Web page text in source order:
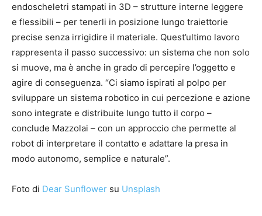
endoscheletri stampati in 3D – strutture interne leggere
e flessibili – per tenerli in posizione lungo traiettorie
precise senza irrigidire il materiale. Quest’ultimo lavoro
rappresenta il passo successivo: un sistema che non solo
si muove, ma è anche in grado di percepire l’oggetto e
agire di conseguenza. “Ci siamo ispirati al polpo per
sviluppare un sistema robotico in cui percezione e azione
sono integrate e distribuite lungo tutto il corpo –
conclude Mazzolai – con un approccio che permette al
robot di interpretare il contatto e adattare la presa in
modo autonomo, semplice e naturale”.
Foto di Dear Sunflower su Unsplash